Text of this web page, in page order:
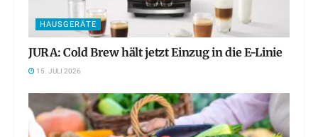
HAUSGERÄTE
JURA: Cold Brew hält jetzt Einzug in die E-Linie
15. JULI 2026